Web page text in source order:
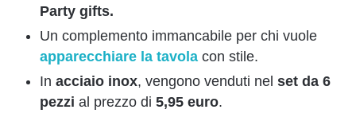
Party gifts.
Un complemento immancabile per chi vuole
apparecchiare la tavola con stile.
In acciaio inox, vengono venduti nel set da 6
pezzi al prezzo di 5,95 euro.